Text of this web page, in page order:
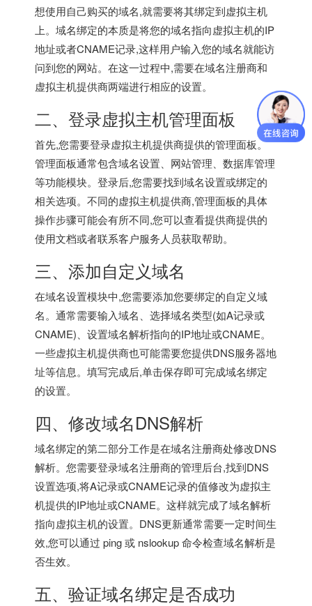
想使用自己购买的域名,就需要将其绑定到虚拟主机
上。域名绑定的本质是将您的域名指向虚拟主机的IP
地址或者CNAME记录,这样用户输入您的域名就能访
问到您的网站。在这一过程中,需要在域名注册商和
虚拟主机提供商两端进行相应的设置。
二、登录虚拟主机管理面板
首先,您需要登录虚拟主机提供商提供的管理面板。
管理面板通常包含域名设置、网站管理、数据库管理
等功能模块。登录后,您需要找到域名设置或绑定的
相关选项。不同的虚拟主机提供商,管理面板的具体
操作步骤可能会有所不同,您可以查看提供商提供的
使用文档或者联系客户服务人员获取帮助。
三、添加自定义域名
在域名设置模块中,您需要添加您要绑定的自定义域
名。通常需要输入域名、选择域名类型(如A记录或
CNAME)、设置域名解析指向的IP地址或CNAME。
一些虚拟主机提供商也可能需要您提供DNS服务器地
址等信息。填写完成后,单击保存即可完成域名绑定
的设置。
四、修改域名DNS解析
域名绑定的第二部分工作是在域名注册商处修改DNS
解析。您需要登录域名注册商的管理后台,找到DNS
设置选项,将A记录或CNAME记录的值修改为虚拟主
机提供的IP地址或CNAME。这样就完成了域名解析
指向虚拟主机的设置。DNS更新通常需要一定时间生
效,您可以通过 ping 或 nslookup 命令检查域名解析是
否生效。
五、验证域名绑定是否成功